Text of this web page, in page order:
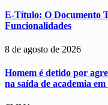
E-Título: O Documento
Funcionalidades
8 de agosto de 2026
Homem é detido por
na saída de academia